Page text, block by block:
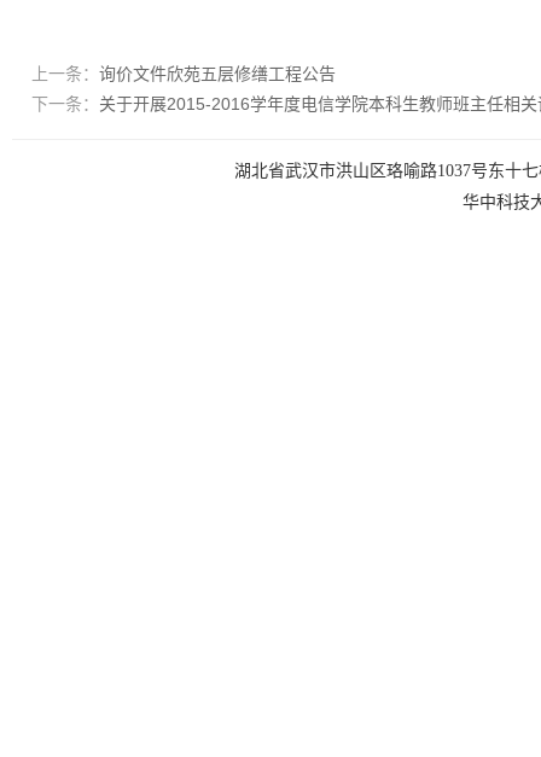
上一条： 询价文件欣苑五层修缮工程公告
下一条： 关于开展2015-2016学年度电信学院本科生教师班主任相
湖北省武汉市洪山区珞喻路1037号东十
华中科技